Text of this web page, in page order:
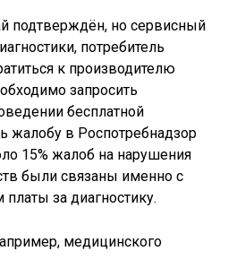
подтверждён, но сервисный
потребитель
к производителю
запросить
бесплатной
жалобу в Роспотребнадзор
15% жалоб на нарушения
были связаны именно с
за диагностику.
медицинского